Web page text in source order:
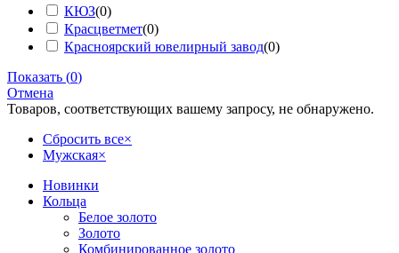
КЮЗ(0)
Красцветмет(0)
Красноярский ювелирный завод(0)
Показать (0)
Отмена
Товаров, соответствующих вашему запросу, не обнаружено.
Сбросить все×
Мужская×
Новинки
Кольца
Белое золото
Золото
Комбинированное золото